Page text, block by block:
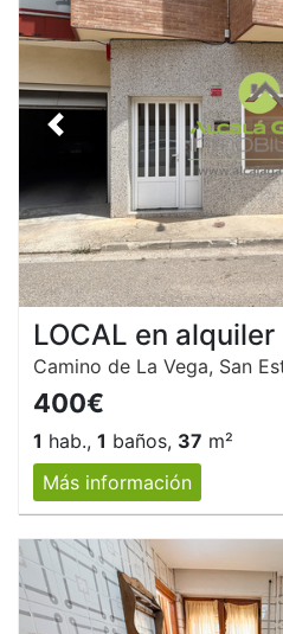
Anterior
LOCAL en alquiler
Camino de La Vega, San
400€
1 hab., 1 baños, 37 m²
Más información